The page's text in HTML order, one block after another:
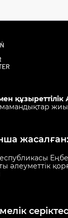
құзыреттілік
жасалған:
әлеуметтік